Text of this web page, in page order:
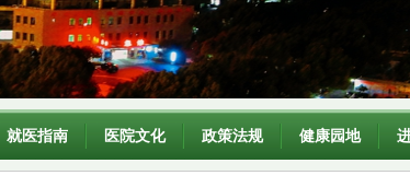
就医指南 医院文化 政策法规 健康园地